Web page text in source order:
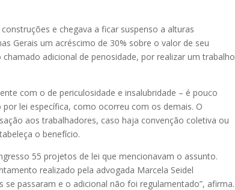
e chegava a ficar suspenso a alturas
Gerais um acréscimo de 30% sobre o valor de seu
adicional de penosidade, por realizar um trabalho
com o de periculosidade e insalubridade – é pouco
lei específica, como ocorreu com os demais. O
aos trabalhadores, caso haja convenção coletiva ou
o benefício.
55 projetos de lei que mencionavam o assunto.
realizado pela advogada Marcela Seidel
se passaram e o adicional não foi regulamentado”, afirma.